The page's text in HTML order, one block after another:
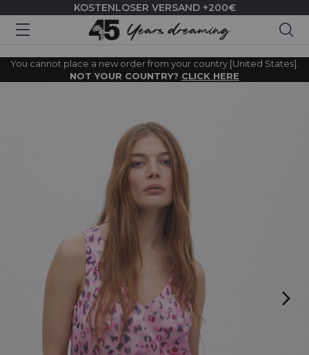
KOSTENLOSER VERSAND +200€
You cannot place a new order from your country [United States].
NOT YOUR COUNTRY? CLICK HERE